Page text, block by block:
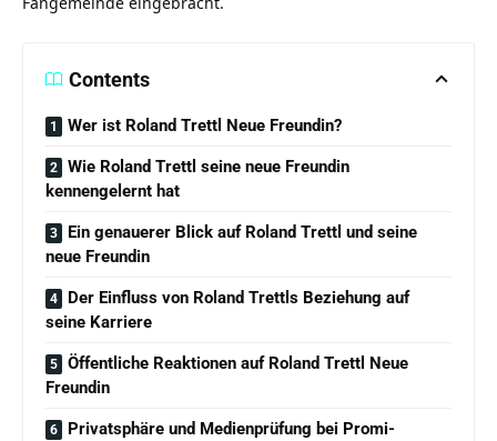
Contents
Wer ist Roland Trettl Neue Freundin?
Wie Roland Trettl seine neue Freundin
kennengelernt hat
Ein genauerer Blick auf Roland Trettl und seine
neue Freundin
Der Einfluss von Roland Trettls Beziehung auf
seine Karriere
Öffentliche Reaktionen auf Roland Trettl Neue
Freundin
Privatsphäre und Medienprüfung bei Promi-